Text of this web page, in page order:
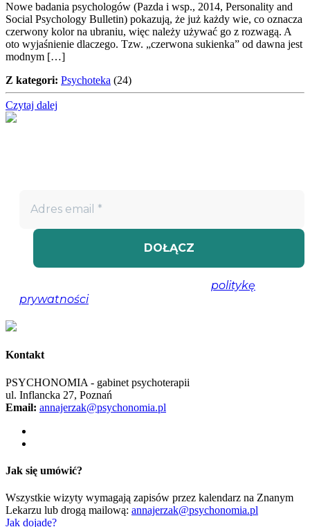
Nowe badania psychologów (Pazda i wsp., 2014, Personality and
Social Psychology Bulletin) pokazują, że już każdy wie, co oznacza
czerwony kolor na ubraniu, więc należy używać go z rozwagą. A
oto wyjaśnienie dlaczego. Tzw. „czerwona sukienka” od dawna jest
modnym […]
Z kategori: Psychoteka (24)
Czytaj dalej
politykę
prywatności, aby uzyskać więcej informacji.
Kontakt
PSYCHONOMIA - gabinet psychoterapii
ul. Inflancka 27, Poznań
Email: annajerzak@psychonomia.pl
Jak się umówić?
Wszystkie wizyty wymagają zapisów przez kalendarz na Znanym
Lekarzu lub drogą mailową: annajerzak@psychonomia.pl
Jak dojadę?